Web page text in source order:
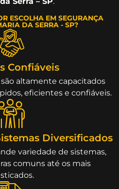
ESCOLHA EM SEGURANÇA
DA SERRA - SP?
Confiáveis
altamente capacitados
eficientes e confiáveis.
Diversificados
variedade de sistemas,
comuns até os mais